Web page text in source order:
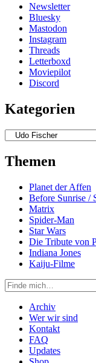
Newsletter
Bluesky
Mastodon
Instagram
Threads
Letterboxd
Moviepilot
Discord
Kategorien
Kategorien
Themen
Planet der Affen
Before Sunrise /
Matrix
Spider-Man
Star Wars
Die Tribute von
Indiana Jones
Kaiju-Filme
Suche
in
https://secondunit-
podcast.de/
Archiv
Wer wir sind
Kontakt
FAQ
Updates